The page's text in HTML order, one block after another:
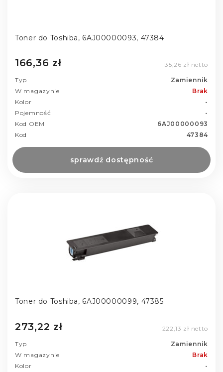
Toner do Toshiba, 6AJ00000093, 47384
166,36 zł 135,26 zł netto
Typ
Zamiennik
W magazynie
Brak
Kolor
-
Pojemność
-
Kod OEM
6AJ00000093
Kod
47384
sprawdź dostępność
Toner do Toshiba, 6AJ00000099, 47385
273,22 zł 222,13 zł netto
Typ
Zamiennik
W magazynie
Brak
Kolor
-